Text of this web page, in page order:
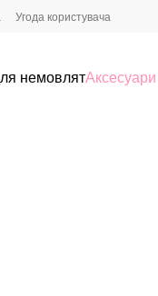
Угода користувача
немовлятАксесуари